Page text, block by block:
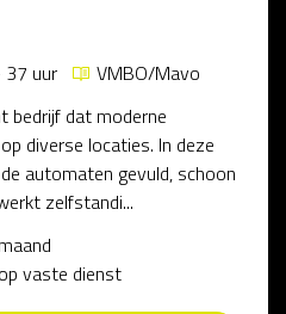
uur
VMBO/Mavo
bedrijf dat moderne
diverse locaties. In deze
automaten gevuld, schoon
zelfstandi...
vaste dienst